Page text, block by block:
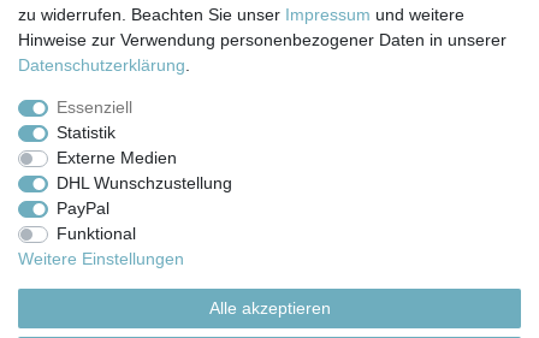
Barrierefreiheitserklärung Widerrufs­recht
Versand- & Zahlungsbedingungen
zu widerrufen. Beachten Sie unser Impressum und weitere
Hinweise zur Verwendung personenbezogener Daten in unserer
Daten­schutz­erklärung
Essenziell
Statistik
Externe Medien
DHL Wunschzustellung
PayPal
Funktional
Weitere Einstellungen
Alle akzeptieren